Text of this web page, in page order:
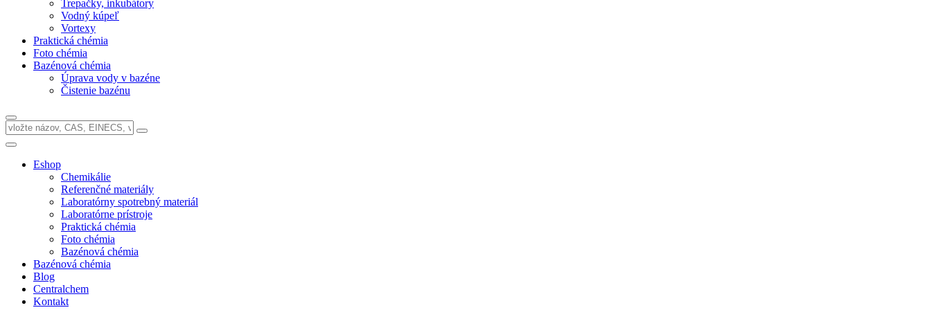
Trepačky, inkubátory
Vodný kúpeľ
Vortexy
Praktická chémia
Foto chémia
Bazénová chémia
Úprava vody v bazéne
Čistenie bazénu
Eshop
Chemikálie
Referenčné materiály
Laboratórny spotrebný materiál
Laboratórne prístroje
Praktická chémia
Foto chémia
Bazénová chémia
Bazénová chémia
Blog
Centralchem
Kontakt